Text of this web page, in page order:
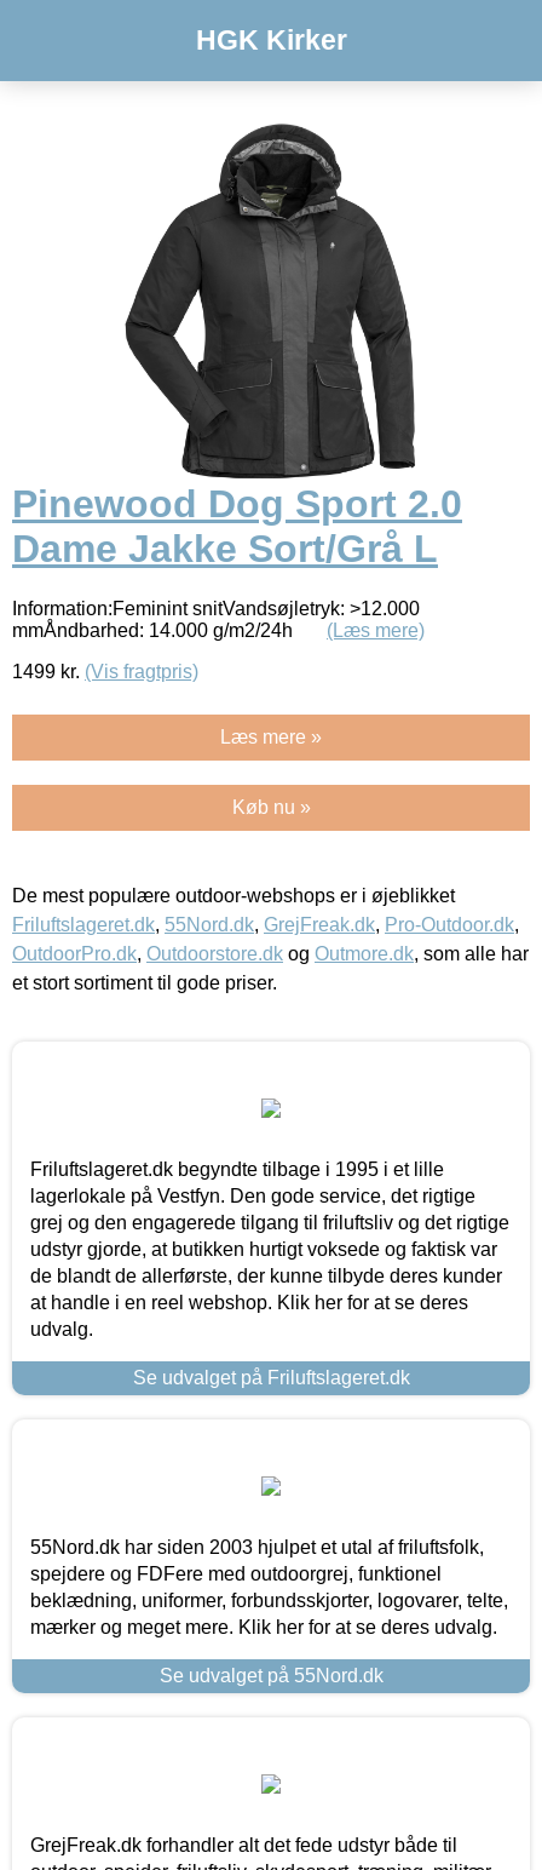
HGK Kirker
Pinewood Dog Sport 2.0
Dame Jakke Sort/Grå L
Information:Feminint snitVandsøjletryk: >12.000
mmÅndbarhed: 14.000 g/m2/24h (Læs mere)
1499 kr. (Vis fragtpris)
Læs mere »
Køb nu »
De mest populære outdoor-webshops er i øjeblikket
Friluftslageret.dk, 55Nord.dk, GrejFreak.dk, Pro-Outdoor.dk,
OutdoorPro.dk, Outdoorstore.dk og Outmore.dk, som alle har
et stort sortiment til gode priser.
Friluftslageret.dk begyndte tilbage i 1995 i et lille
lagerlokale på Vestfyn. Den gode service, det rigtige
grej og den engagerede tilgang til friluftsliv og det rigtige
udstyr gjorde, at butikken hurtigt voksede og faktisk var
de blandt de allerførste, der kunne tilbyde deres kunder
at handle i en reel webshop. Klik her for at se deres
udvalg.
Se udvalget på Friluftslageret.dk
55Nord.dk har siden 2003 hjulpet et utal af friluftsfolk,
spejdere og FDFere med outdoorgrej, funktionel
beklædning, uniformer, forbundsskjorter, logovarer, telte,
mærker og meget mere. Klik her for at se deres udvalg.
Se udvalget på 55Nord.dk
GrejFreak.dk forhandler alt det fede udstyr både til